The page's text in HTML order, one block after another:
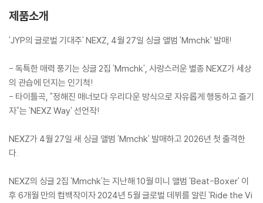
제품소개
'JYP의 글로벌 기대주' NEXZ, 4월 27일 싱글 앨범 'Mmchk' 발매!
- 독특한 매력 풍기는 싱글 2집 'Mmchk', 사랑스러운 별종 NEXZ가 세상
의 관습에 던지는 인기척!
- 타이틀곡, "정해진 매너보다 우리다운 방식으로 자유롭게 행동하고 즐기
자"는 'NEXZ Way' 선언작!
NEXZ가 4월 27일 새 싱글 앨범 'Mmchk' 발매하고 2026년 첫 출격한
다.
NEXZ의 싱글 2집 'Mmchk'는 지난해 10월 미니 앨범 'Beat-Boxer' 이
후 6개월 만의 컴백작이자 2024년 5월 글로벌 데뷔를 알린 'Ride the Vi